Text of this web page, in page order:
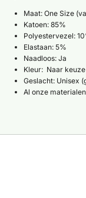
Maat: One Size
Katoen: 85%
Polyestervezel:
Elastaan: 5%
Naadloos: Ja
Kleur: Naar keuze
Geslacht: Unisex
Al onze